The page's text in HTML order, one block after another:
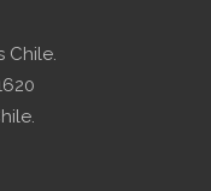
Chile.